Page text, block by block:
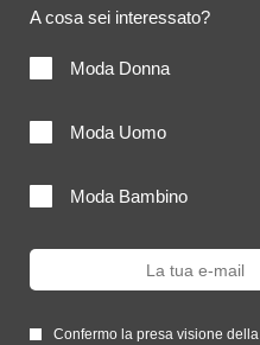
A cosa sei interessato?
Moda Donna
Moda Uomo
Moda Bambino
Confermo la presa visione della